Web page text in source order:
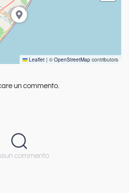
Leaflet | © OpenStreetMap contributors
un commento.
commento